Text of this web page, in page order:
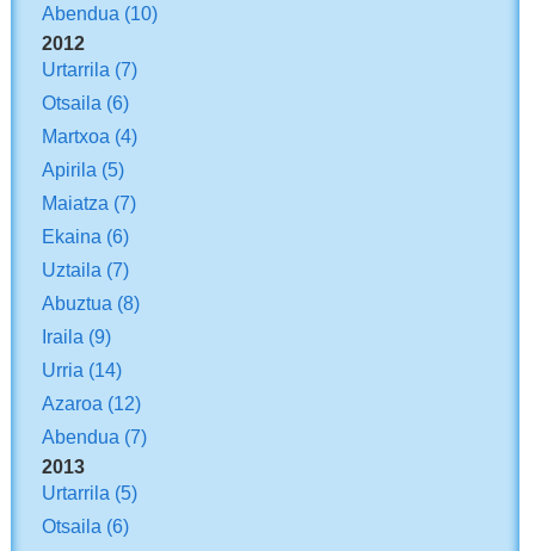
Abendua (10)
2012
Urtarrila (7)
Otsaila (6)
Martxoa (4)
Apirila (5)
Maiatza (7)
Ekaina (6)
Uztaila (7)
Abuztua (8)
Iraila (9)
Urria (14)
Azaroa (12)
Abendua (7)
2013
Urtarrila (5)
Otsaila (6)